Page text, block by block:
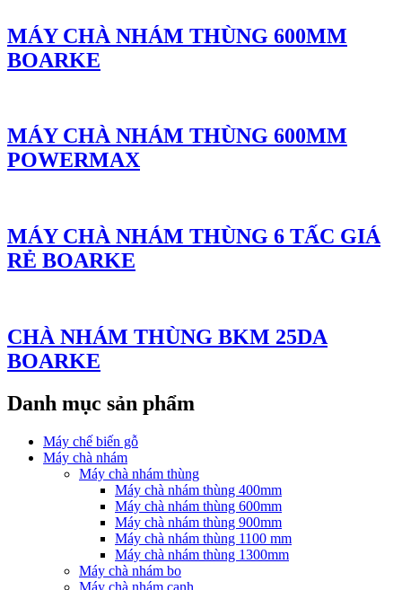
MÁY CHÀ NHÁM THÙNG 600MM
BOARKE
MÁY CHÀ NHÁM THÙNG 600MM
POWERMAX
MÁY CHÀ NHÁM THÙNG 6 TẤC GIÁ
RẺ BOARKE
CHÀ NHÁM THÙNG BKM 25DA
BOARKE
Danh mục sản phẩm
Máy chế biến gỗ
Máy chà nhám
Máy chà nhám thùng
Máy chà nhám thùng 400mm
Máy chà nhám thùng 600mm
Máy chà nhám thùng 900mm
Máy chà nhám thùng 1100 mm
Máy chà nhám thùng 1300mm
Máy chà nhám bo
Máy chà nhám cạnh